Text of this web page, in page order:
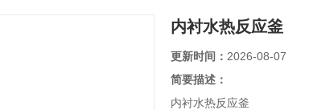
内衬水热反应釜
更新时间： 2026-08-07
简要描述：
内衬水热反应釜